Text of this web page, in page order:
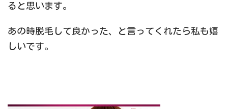
ると思います。
あの時脱毛して良かった、と言ってくれたら私も嬉
しいです。